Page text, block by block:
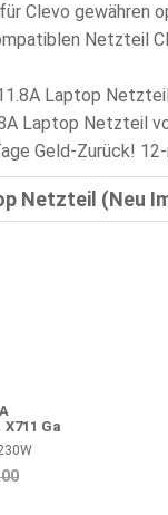
Clevo gewähren
Netzteil
Laptop
Laptop Netzteil
Geld-Zurück!
Netzteil (Neu
X711 Ga